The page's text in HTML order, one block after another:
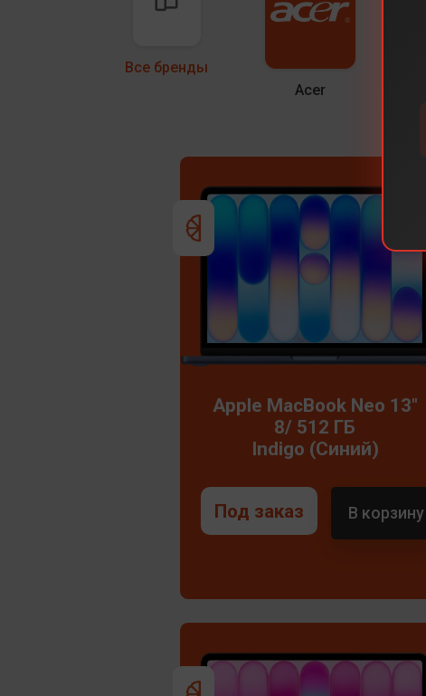
Все бренды
Acer
Apple MacBook Neo 13"
8/ 512 ГБ
Indigo (Синий)
Под заказ В корзину